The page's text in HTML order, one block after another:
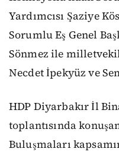
Yardımcısı Şaziye
Sorumlu Eş Genel
Sönmez ile
Necdet İpekyüz ve
HDP Diyarbakır İl
toplantısında
Buluşmaları